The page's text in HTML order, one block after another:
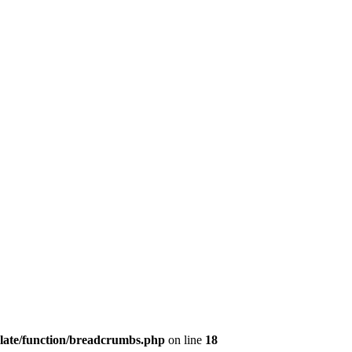
function/breadcrumbs.php on line 18